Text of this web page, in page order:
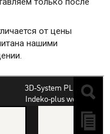
от цены
нашими